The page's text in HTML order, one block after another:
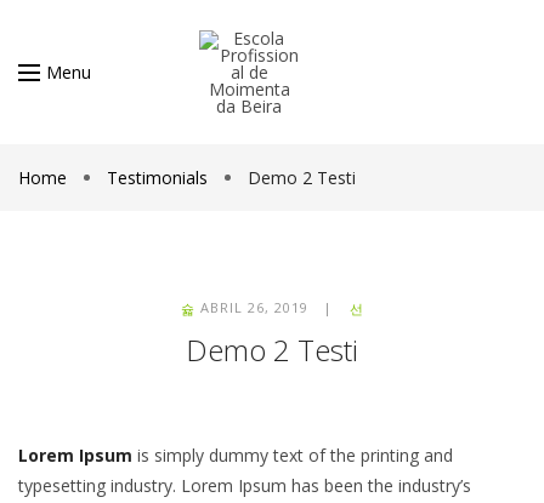
Menu
Home Testimonials Demo 2 Testi
ABRIL 26, 2019 |
Demo 2 Testi
Lorem Ipsum is simply dummy text of the printing and
typesetting industry. Lorem Ipsum has been the industry’s